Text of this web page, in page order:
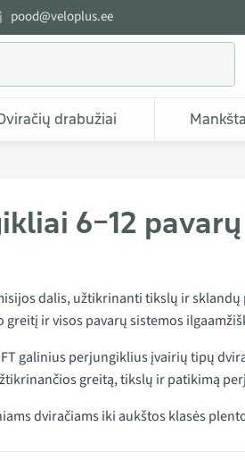
pood@veloplus.ee
drabužiai
6–12 pavarų
dalis, užtikrinanti tikslų ir
ir visos pavarų sistemos
galinius perjungiklius įvairių tipų
greitą, tikslų ir patikimą
dviračiams iki aukštos klasės